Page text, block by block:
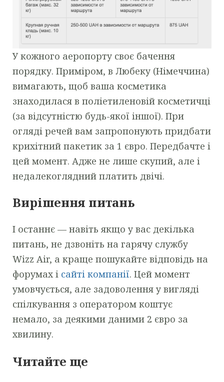
У кожного аеропорту своє бачення
порядку. Приміром, в Любеку (Німеччина)
вимагають, щоб ваша косметика
знаходилася в поліетиленовій косметичці
(за відсутністю будь-якої іншої). При
огляді речей вам запропонують придбати
крихітний пакетик за 1 євро. Передбачте і
цей момент. Адже не лише скупий, але і
недалекоглядний платить двічі.
Вирішення питань
І останнє — навіть якщо у вас декілька
питань, не дзвоніть на гарячу службу
Wizz Air, а краще пошукайте відповідь на
форумах і сайті компанії. Цей момент
умовчується, але задоволення у вигляді
спілкування з оператором коштує
немало, за деякими даними 2 євро за
хвилину.
Читайте ще